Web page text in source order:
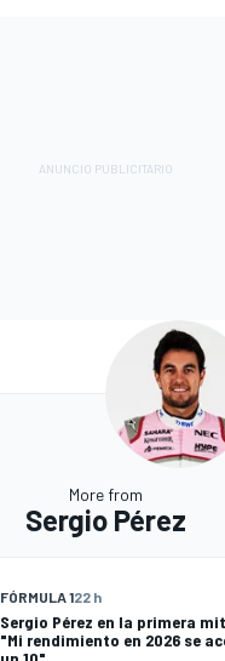
More from
Sergio Pérez
FÓRMULA 122 h
Sergio Pérez en la primera
"Mi rendimiento en 2026 se